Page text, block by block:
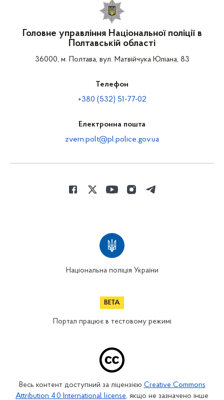
Головне управління Національної поліції в
Полтавській області
36000, м. Полтава, вул. Матвійчука Юліана, 83
Телефон
+380 (532) 51-77-02
Електронна пошта
zvern.polt@pl.police.gov.ua
Національна поліція України
Портал працює в тестовому режимі
Весь контент доступний за ліцензією Creative Commons
Attribution 4.0 International license, якщо не зазначено інше